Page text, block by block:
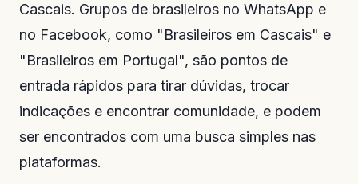
Cascais. Grupos de brasileiros no WhatsApp e
no Facebook, como "Brasileiros em Cascais" e
"Brasileiros em Portugal", são pontos de
entrada rápidos para tirar dúvidas, trocar
indicações e encontrar comunidade, e podem
ser encontrados com uma busca simples nas
plataformas.